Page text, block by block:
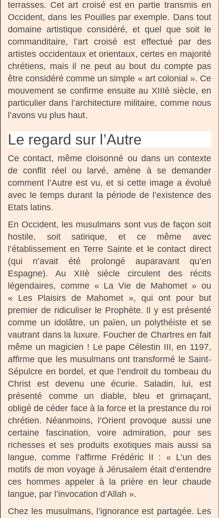
terrasses. Cet art croisé est en partie transmis en
Occident, dans les Pouilles par exemple. Dans tout
domaine artistique considéré, et quel que soit le
commanditaire, l’art croisé est effectué par des
artistes occidentaux et orientaux, certes en majorité
chrétiens, mais il ne peut au bout du compte pas
être considéré comme un simple « art colonial ». Ce
mouvement se confirme ensuite au XIIIè siècle, en
particulier dans l’architecture militaire, comme nous
l’avons vu plus haut.
Le regard sur l’Autre
Ce contact, même cloisonné ou dans un contexte
de conflit réel ou larvé, amène à se demander
comment l’Autre est vu, et si cette image a évolué
avec le temps durant la période de l’existence des
Etats latins.
En Occident, les musulmans sont vus de façon soit
hostile, soit satirique, et ce même avec
l’établissement en Terre Sainte et le contact direct
(qui n’avait été prolongé auparavant qu’en
Espagne). Au XIIè siècle circulent des récits
légendaires, comme « La Vie de Mahomet » ou
« Les Plaisirs de Mahomet », qui ont pour but
premier de ridiculiser le Prophète. Il y est présenté
comme un idolâtre, un païen, un polythéiste et se
vautrant dans la luxure. Foucher de Chartres en fait
même un magicien ! Le pape Célestin III, en 1197,
affirme que les musulmans ont transformé le Saint-
Sépulcre en bordel, et que l’endroit du tombeau du
Christ est devenu une écurie. Saladin, lui, est
présenté comme un diable, bleu et grimaçant,
obligé de céder face à la force et la prestance du roi
chrétien. Néanmoins, l’Orient provoque aussi une
certaine fascination, voire admiration, pour ses
richesses et ses produits exotiques mais aussi sa
langue, comme l’affirme Frédéric II : « L’un des
motifs de mon voyage à Jérusalem était d’entendre
ces hommes appeler à la prière en leur chaude
langue, par l’invocation d’Allah ».
Chez les musulmans, l’ignorance est partagée. Les